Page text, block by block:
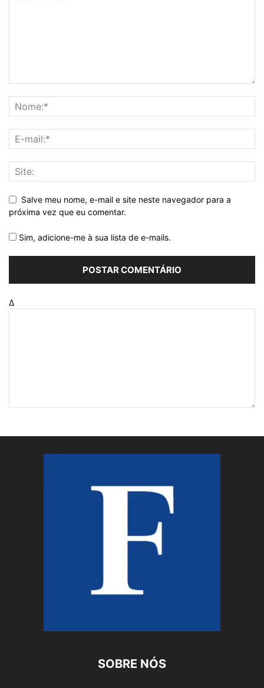
Salve meu nome, e-mail e site neste navegador para a
próxima vez que eu comentar.
Sim, adicione-me à sua lista de e-mails.
Δ
SOBRE NÓS